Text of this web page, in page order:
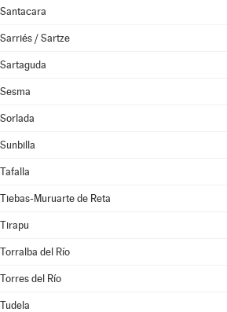
Santacara
Sarriés / Sartze
Sartaguda
Sesma
Sorlada
Sunbilla
Tafalla
Tiebas-Muruarte de Reta
Tirapu
Torralba del Río
Torres del Río
Tudela